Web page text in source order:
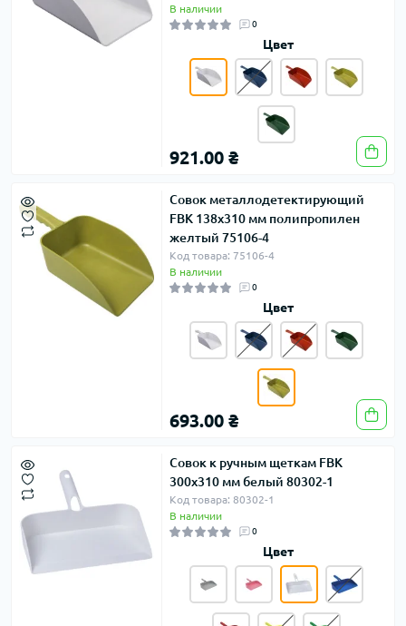
В наличии
0
Цвет
921.00 ₴
Совок металлодетектирующий
FBK 138х310 мм полипропилен
желтый 75106-4
Код товара: 75106-4
В наличии
0
Цвет
693.00 ₴
Совок к ручным щеткам FBK
300x310 мм белый 80302-1
Код товара: 80302-1
В наличии
0
Цвет